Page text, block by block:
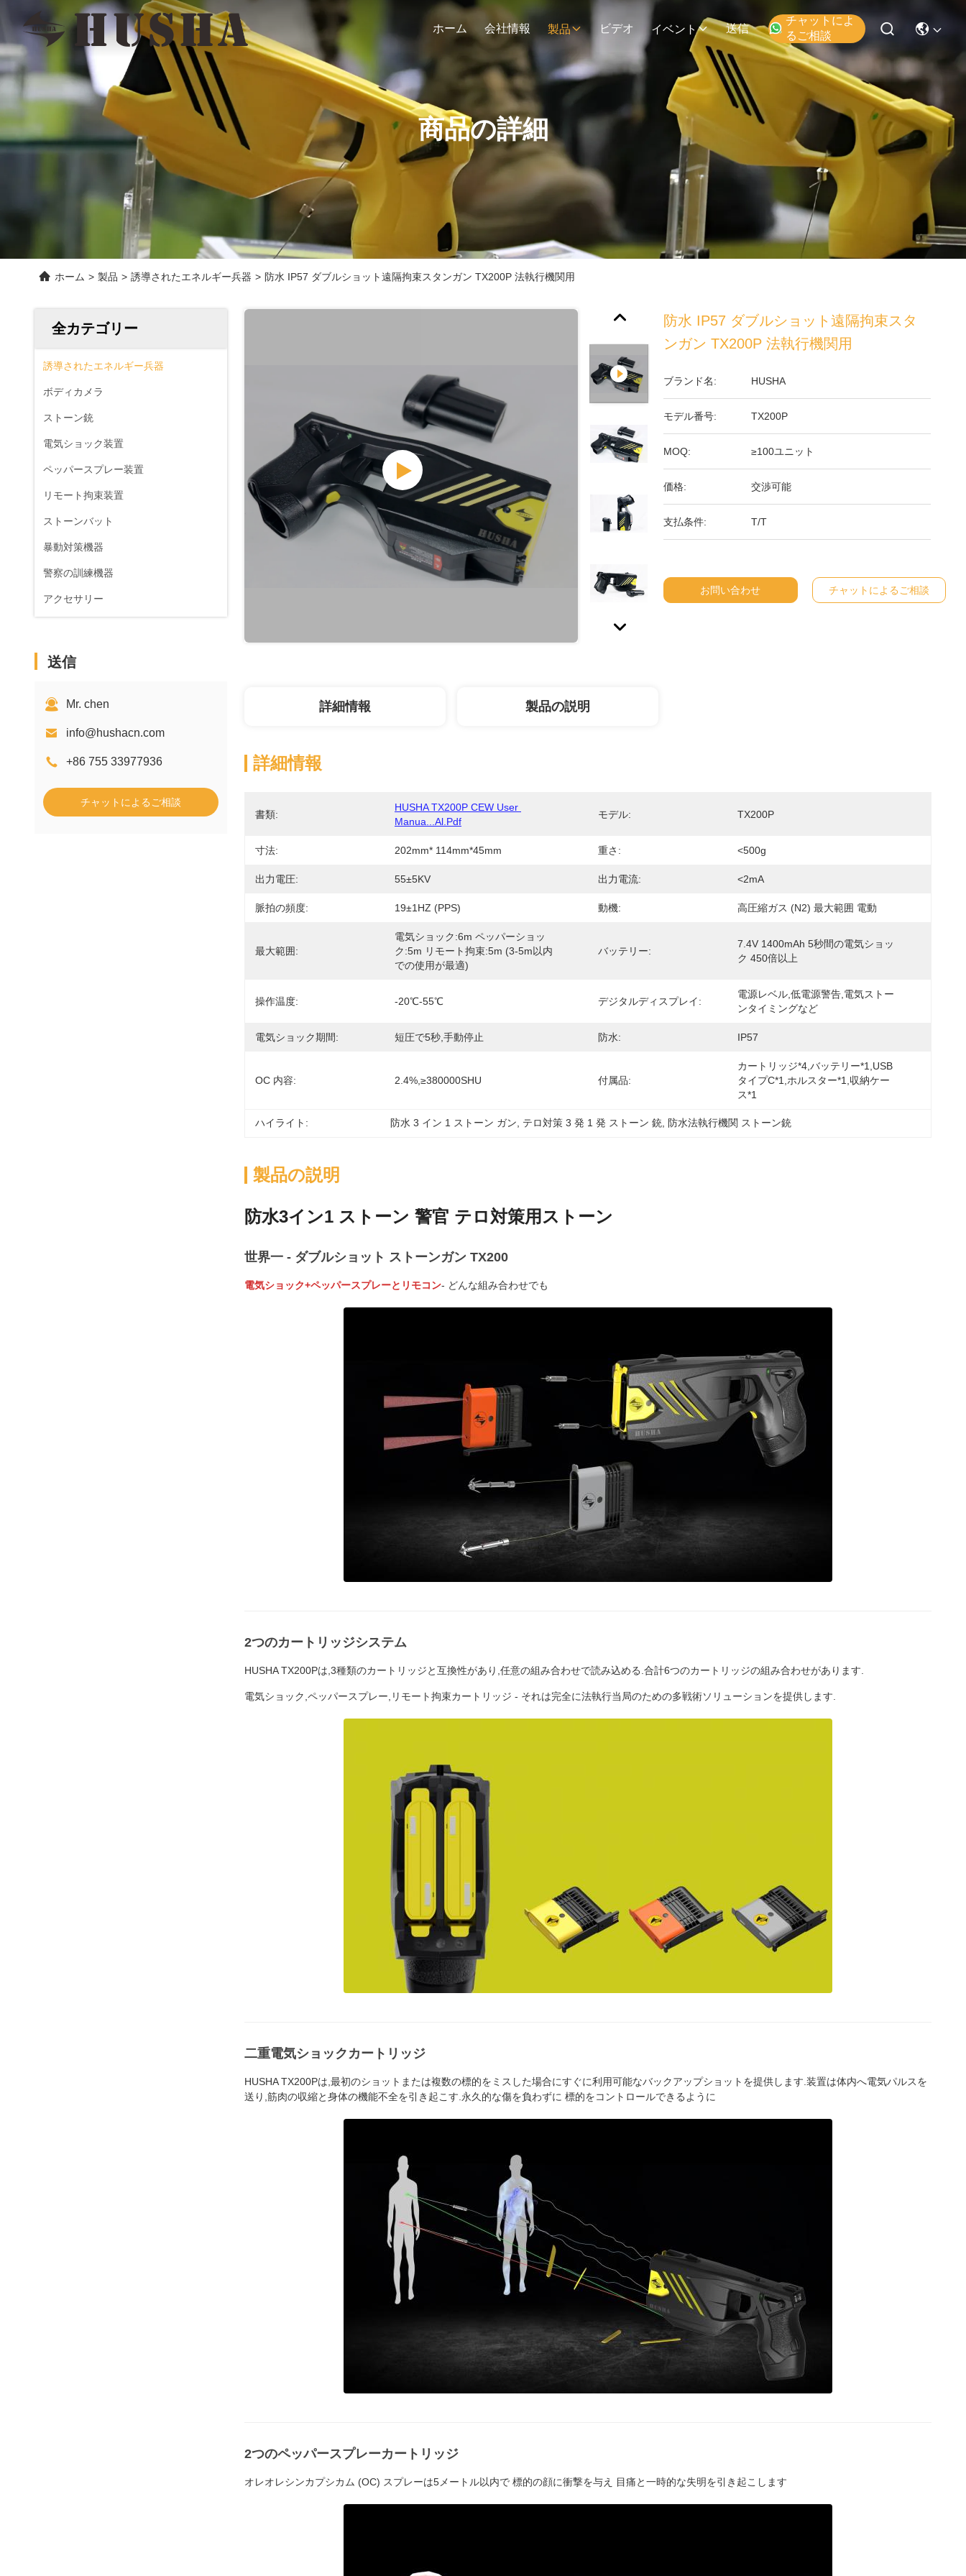
ホーム 会社情報 製品 ビデオ イベント 送信
チャットによ
るご相談
商品の詳細
ホーム > 製品 > 誘導されたエネルギー兵器 > 防水 IP57 ダブルショット遠隔拘束スタンガン TX200P 法執行機関用
全カテゴリー
誘導されたエネルギー兵器
ボディカメラ
ストーン銃
電気ショック装置
ペッパースプレー装置
リモート拘束装置
ストーンバット
暴動対策機器
警察の訓練機器
アクセサリー
送信
Mr. chen
info@hushacn.com
+86 755 33977936
チャットによるご相談
防水 IP57 ダブルショット遠隔拘束スタ
ンガン TX200P 法執行機関用
ブランド名: HUSHA
モデル番号: TX200P
MOQ: ≥100ユニット
価格: 交渉可能
支払条件: T/T
お問い合わせ チャットによるご相談
詳細情報 製品の説明
詳細情報
書類:
HUSHA TX200P CEW User
Manua...al.pdf
モデル: TX200P
寸法: 202mm* 114mm*45mm 重さ: <500g
出力電圧: 55±5KV 出力電流: <2mA
脈拍の頻度: 19±1HZ (PPS) 動機: 高圧縮ガス (N2) 最大範囲 電動
最大範囲:
電気ショック:6m ペッパーショッ
ク:5m リモート拘束:5m (3-5m以内
での使用が最適)
バッテリー:
7.4V 1400mAh 5秒間の電気ショッ
ク 450倍以上
操作温度: -20℃-55℃ デジタルディスプレイ:
電源レベル,低電源警告,電気ストー
ンタイミングなど
電気ショック期間: 短圧で5秒,手動停止 防水: IP57
OC 内容: 2.4%,≥380000SHU 付属品:
カートリッジ*4,バッテリー*1,USB
タイプC*1,ホルスター*1,収納ケー
ス*1
ハイライト: 防水 3 イン 1 ストーン ガン テロ対策 3 発 1 発 ストーン 銃 防水法執行機関 ストーン銃
製品の説明
防水3イン1 ストーン 警官 テロ対策用ストーン
世界一 - ダブルショット ストーンガン TX200
電気ショック+ペッパースプレーとリモコン- どんな組み合わせでも
2つのカートリッジシステム
HUSHA TX200Pは,3種類のカートリッジと互換性があり,任意の組み合わせで読み込める.合計6つのカートリッジの組み合わせがあります.
電気ショック,ペッパースプレー,リモート拘束カートリッジ - それは完全に法執行当局のための多戦術ソリューションを提供します.
二重電気ショックカートリッジ
HUSHA TX200Pは,最初のショットまたは複数の標的をミスした場合にすぐに利用可能なバックアップショットを提供します.装置は体内へ電気パルスを
送り,筋肉の収縮と身体の機能不全を引き起こす.永久的な傷を負わずに 標的をコントロールできるように
2つのペッパースプレーカートリッジ
オレオレシンカプシカム (OC) スプレーは5メートル以内で 標的の顔に衝撃を与え 目痛と一時的な失明を引き起こします